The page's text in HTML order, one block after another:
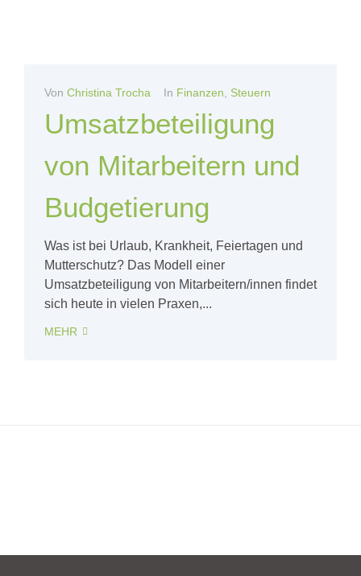
Von Christina Trocha In Finanzen Steuern
Umsatzbeteiligung
von Mitarbeitern und
Budgetierung
Was ist bei Urlaub, Krankheit, Feiertagen und
Mutterschutz? Das Modell einer
Umsatzbeteiligung von Mitarbeitern/innen findet
sich heute in vielen Praxen,...
MEHR